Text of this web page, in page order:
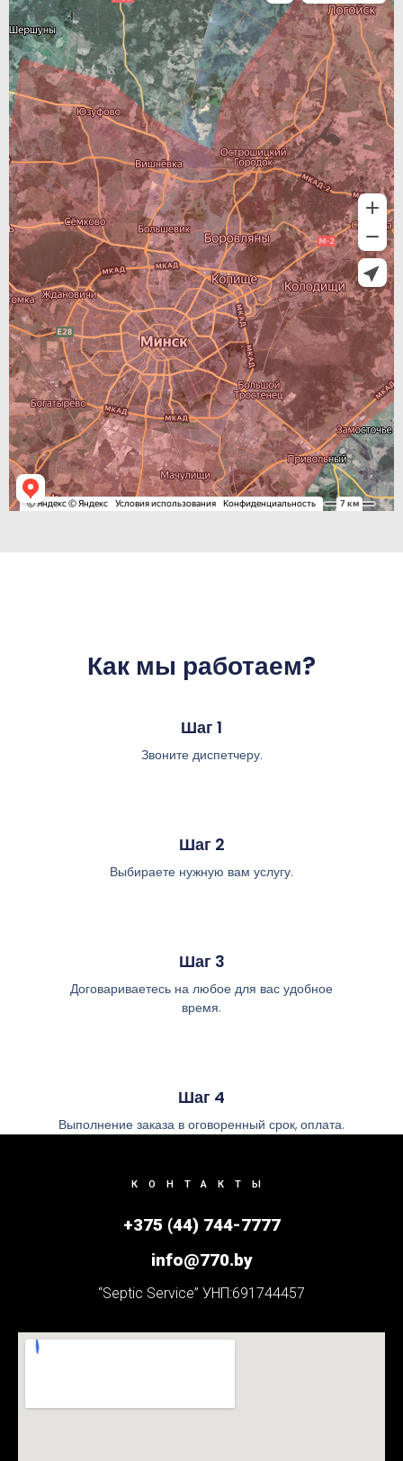
Как мы работаем?
Шаг 1
Звоните диспетчеру.
Шаг 2
Выбираете нужную вам услугу.
Шаг 3
Договариваетесь на любое для вас удобное
время.
Шаг 4
Выполнение заказа в оговоренный срок, оплата.
КОНТАКТЫ
+375 (44) 744-7777
info@770.by
“Septic Service” УНП:691744457